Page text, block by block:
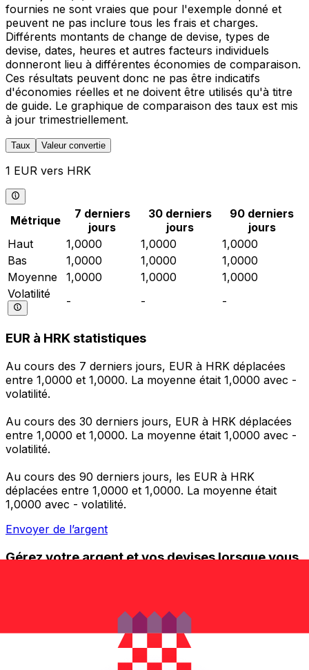
fournies ne sont vraies que pour l'exemple donné et
peuvent ne pas inclure tous les frais et charges.
Différents montants de change de devise, types de
devise, dates, heures et autres facteurs individuels
donneront lieu à différentes économies de comparaison.
Ces résultats peuvent donc ne pas être indicatifs
d'économies réelles et ne doivent être utilisés qu'à titre
de guide. Le graphique de comparaison des taux est mis
à jour trimestriellement.
Taux Valeur convertie
1 EUR vers HRK
Métrique
7 derniers
jours
30 derniers
jours
90 derniers
jours
Haut
1,0000 1,0000
1,0000
Bas
1,0000 1,0000
1,0000
Moyenne
1,0000 1,0000
1,0000
Volatilité
- - -
EUR à HRK statistiques
Au cours des 7 derniers jours, EUR à HRK déplacées
entre 1,0000 et 1,0000. La moyenne était 1,0000 avec -
volatilité.
Au cours des 30 derniers jours, EUR à HRK déplacées
entre 1,0000 et 1,0000. La moyenne était 1,0000 avec -
volatilité.
Au cours des 90 derniers jours, les EUR à HRK
déplacées entre 1,0000 et 1,0000. La moyenne était
1,0000 avec - volatilité.
Envoyer de l’argent
Gérez votre argent et vos devises lorsque vous
nécessaires pour vos transferts d'argent internationaux
programmez des alertes de taux et transférez de